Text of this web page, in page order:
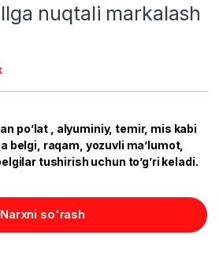
nuqtali markalash
po’lat , alyuminiy, temir, mis kabi
belgi, raqam, yozuvli ma’lumot,
tushirish uchun to’g’ri keladi.
Narxni so'rash